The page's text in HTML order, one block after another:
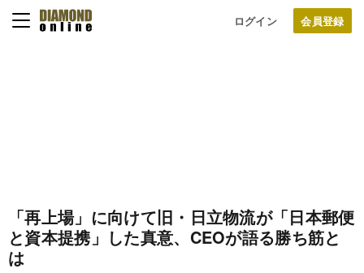
ログイン
「再上場」に向けて旧・日立物流が「日本郵便
と資本提携」した真意、CEOが語る勝ち筋と
は